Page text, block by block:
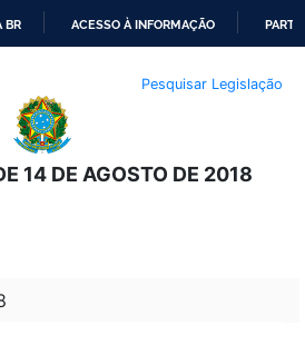
O
CONTEÚDO
BR ACESSO À INFORMAÇÃO
Pesquisar Legislação
14 DE AGOSTO DE 2018